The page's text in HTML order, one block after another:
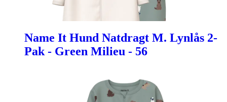
Name It Hund Natdragt M. Lynlås 2-
Pak - Green Milieu - 56